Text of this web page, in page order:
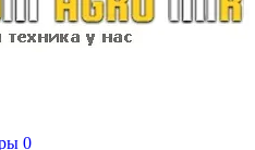
0